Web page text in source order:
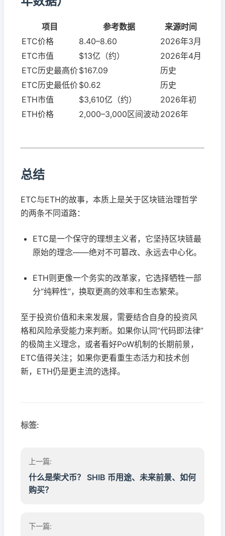
项目 参考数据
来源时间
ETC价格
8.40–8.60
2026年3月
ETC市值
$13亿（约）
2026年4月
ETC历史最高价$167.09
历史
ETC历史最低价$0.62
历史
ETH市值
$3,610亿（约）
2026年初
ETH价格
2,000–3,000区间波动2026年
总结
ETC与ETH的故事，本质上是关于区块链治理哲学
的两条不同道路：
ETC是一个保守的理想主义者，它坚持区块链最
原始的理念——绝对不可篡改、永远去中心化。
ETH则更像一个务实的改革家，它选择牺牲一部
分“纯粹性”，换取更高的效率和生态繁荣。
至于投资价值和未来发展，需要结合自身的投资风
格和风险承受能力来判断。如果你认同“代码即法律”
的极简主义理念，或者看好PoW机制的长期前景，
ETC值得关注；如果你更看重生态活力和技术创
新，ETH仍是更主流的选择。
标签:
上一篇:
什么是柴犬币？ SHIB 币用途、未来前景、如何
购买？
下一篇: